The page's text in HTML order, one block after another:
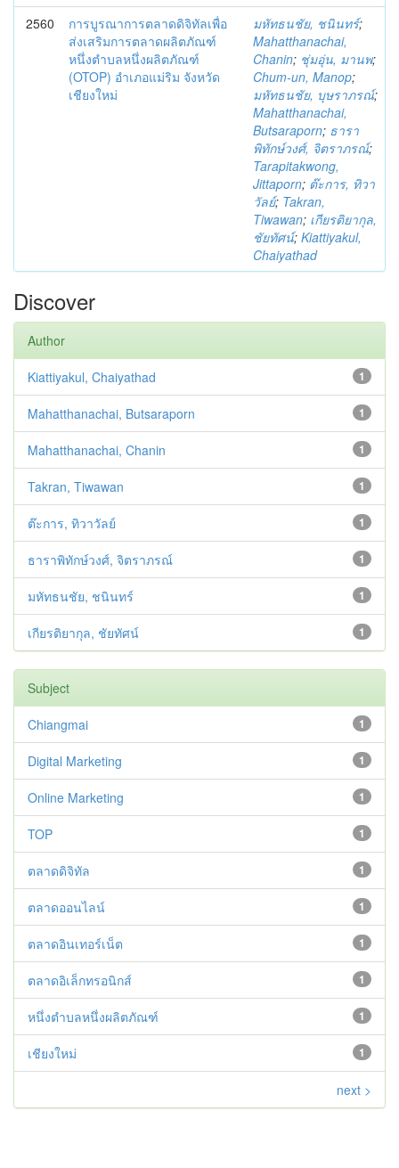
2560
การบูรณาการตลาดดิจิทัลเพื่อ
ส่งเสริมการตลาดผลิตภัณฑ์
หนึ่งตำบลหนึ่งผลิตภัณฑ์
(OTOP) อำเภอแม่ริม จังหวัด
เชียงใหม่
มหัทธนชัย, ชนินทร์;
Mahatthanachai,
Chanin; ชุ่มอุ่น, มานพ;
Chum-un, Manop;
มหัทธนชัย, บุษราภรณ์;
Mahatthanachai,
Butsaraporn; ธารา
พิทักษ์วงศ์, จิตราภรณ์;
Tarapitakwong,
Jittaporn; ต๊ะการ, ทิวา
วัลย์; Takran,
Tiwawan; เกียรติยากุล,
ชัยทัศน์; Kiattiyakul,
Chaiyathad
Discover
Author
1
Kiattiyakul, Chaiyathad
1
Mahatthanachai, Butsaraporn
1
Mahatthanachai, Chanin
1
Takran, Tiwawan
1
ต๊ะการ, ทิวาวัลย์
1
ธาราพิทักษ์วงศ์, จิตราภรณ์
1
มหัทธนชัย, ชนินทร์
1
เกียรติยากุล, ชัยทัศน์
Subject
1
Chiangmai
1
Digital Marketing
1
Online Marketing
1
TOP
1
ตลาดดิจิทัล
1
ตลาดออนไลน์
1
ตลาดอินเทอร์เน็ต
1
ตลาดอิเล็กทรอนิกส์
1
หนึ่งตำบลหนึ่งผลิตภัณฑ์
1
เชียงใหม่
next >